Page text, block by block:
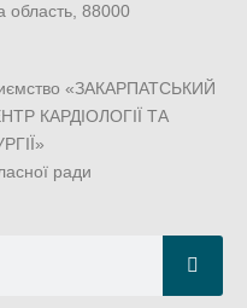
область, 88000
«ЗАКАРПАТСЬКИЙ
КАРДІОЛОГІЇ ТА
ради